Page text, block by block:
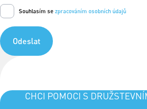
Souhlasím se zpracováním osobních údajů
Odeslat
CHCI POMOCI S